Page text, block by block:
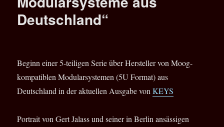
Deutschland“
Beginn einer 5-teiligen Serie über Hersteller von Moog-
kompatiblen Modularsystemen (5U Format) aus
Deutschland in der aktuellen Ausgabe vonKEYS
Portrait von Gert Jalass und seiner in Berlin ansässigen